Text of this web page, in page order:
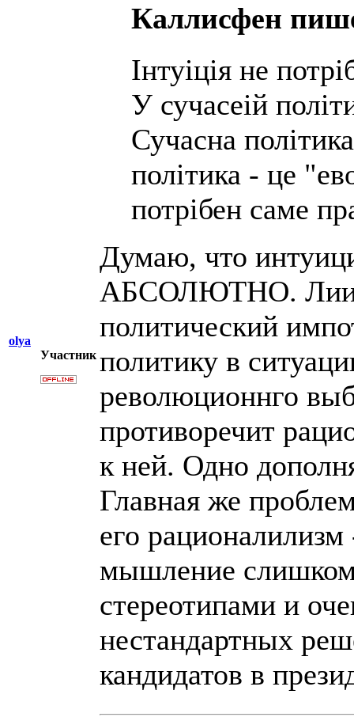
olya
Участник
Каллисфен
Інтуіція не
У сучасеій
Сучасна
політика - це
потрібен саме
Думаю, что
АБСОЛЮТНО.
политический
политику в
революционнго
противоречит
к ней. Одно
Главная же
его рационалилизм
мышление
стереотипами и
нестандартных
кандидатов в